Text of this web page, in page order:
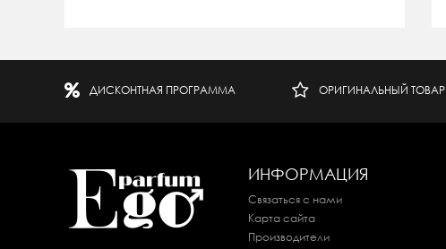
ДИСКОНТНАЯ ПРОГРАММА ОРИГИНАЛЬНЫЙ ТОВАР
ИНФОРМАЦИЯ
Связаться с нами
Карта сайта
Производители